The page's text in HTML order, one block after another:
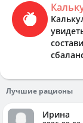
Лучшие рационы
Ирина